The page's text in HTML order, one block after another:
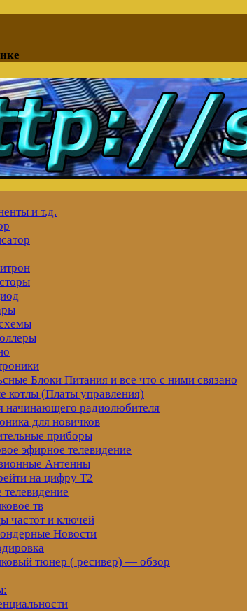
и т.д.
Блоки Питания и все что с ними связано
котлы (Платы управления)
начинающего радиолюбителя
для новичков
приборы
эфирное телевидение
Антенны
на цифру Т2
тв
частот и ключей
Новости
тюнер ( ресивер) — обзор